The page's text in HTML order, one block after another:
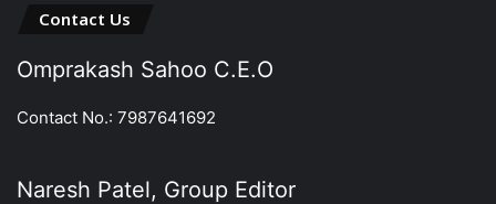
Contact Us
Omprakash Sahoo C.E.O
Contact No.: 7987641692
Naresh Patel, Group Editor